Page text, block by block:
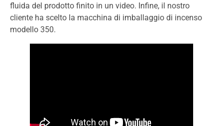
fluida del prodotto finito in un video. Infine, il nostro
cliente ha scelto la macchina di imballaggio di incenso
modello 350.